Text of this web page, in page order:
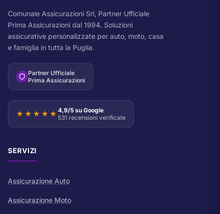
Comunale Assicurazioni Srl, Partner Ufficiale
Prima Assicurazioni dal 1994. Soluzioni
assicurative personalizzate per auto, moto, casa
e famiglia in tutta la Puglia.
Partner Ufficiale
Prima Assicurazioni
★★★★★ 4,9/5 su Google
531 recensioni verificate
SERVIZI
Assicurazione Auto
Assicurazione Moto